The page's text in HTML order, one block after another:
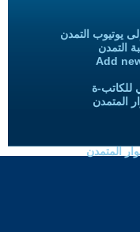
يوتيوب التمدن
التمدن
Add
للكاتب-ة
المتمدن
المتمدن